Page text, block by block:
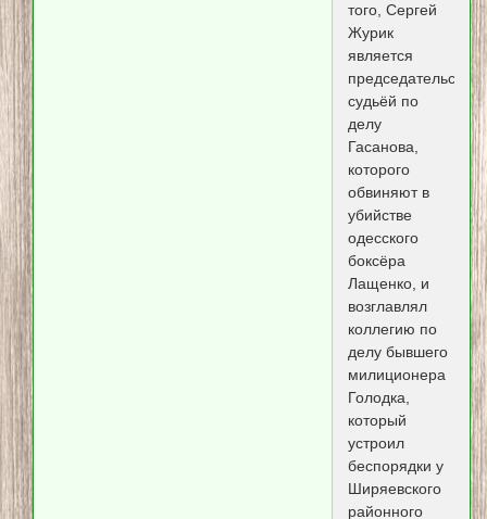
того, Сергей
Журик
является
судьёй по
делу
Гасанова,
которого
обвиняют в
убийстве
одесского
боксёра
Лащенко, и
возглавлял
коллегию по
делу бывшего
милиционера
Голодка,
который
устроил
беспорядки у
Ширяевского
районного